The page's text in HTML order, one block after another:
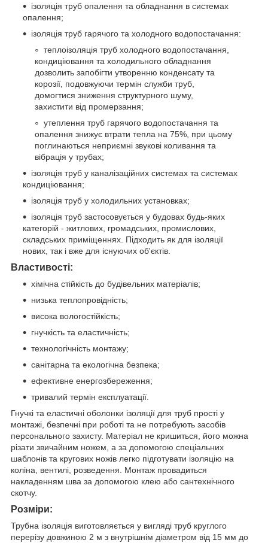
ізоляція труб опалення та обладнання в системах
опалення;
ізоляція труб гарячого та холодного водопостачання:
теплоізоляція труб холодного водопостачання,
кондиціювання та холодильного обладнання
дозволить запобігти утворенню конденсату та
корозії, подовжуючи термін служби труб,
домогтися зниження структурного шуму,
захистити від промерзання;
утеплення труб гарячого водопостачання та
опалення знижує втрати тепла на 75%, при цьому
поглинаються неприємні звукові коливання та
вібрація у трубах;
ізоляція труб у каналізаційних системах та системах
кондиціювання;
ізоляція труб у холодильних установках;
ізоляція труб застосовується у будовах будь-яких
категорій - житлових, громадських, промислових,
складських приміщеннях. Підходить як для ізоляції
нових, так і вже для існуючих об'єктів.
Властивості:
хімічна стійкість до будівельних матеріалів;
низька теплопровідність;
висока вологостійкість;
гнучкість та еластичність;
технологічність монтажу;
санітарна та екологічна безпека;
ефективне енергозбереження;
тривалий термін експлуатації.
Гнучкі та еластичні оболонки ізоляції для труб прості у
монтажі, безпечні при роботі та не потребують засобів
персонального захисту. Матеріал не кришиться, його можна
різати звичайним ножем, а за допомогою спеціальних
шаблонів та кругових ножів легко підготувати ізоляцію на
коліна, вентилі, розведення. Монтаж провадиться
накладенням шва за допомогою клею або сантехнічного
скотчу.
Розміри:
Трубна ізоляція виготовляється у вигляді труб круглого
перерізу довжиною 2 м з внутрішнім діаметром від 15 мм до